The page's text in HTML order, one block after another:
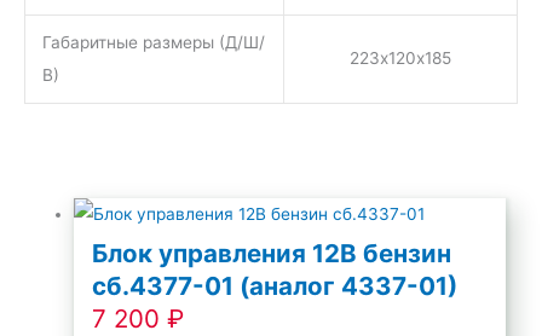
Габаритные размеры (Д/Ш/
В)
223х120х185
Блок управления 12В бензин
сб.4377-01 (аналог 4337-01)
7 200₽